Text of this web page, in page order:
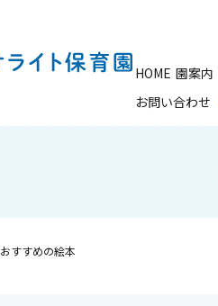
HOME 園案内
お問い合わせ
おすすめの絵本